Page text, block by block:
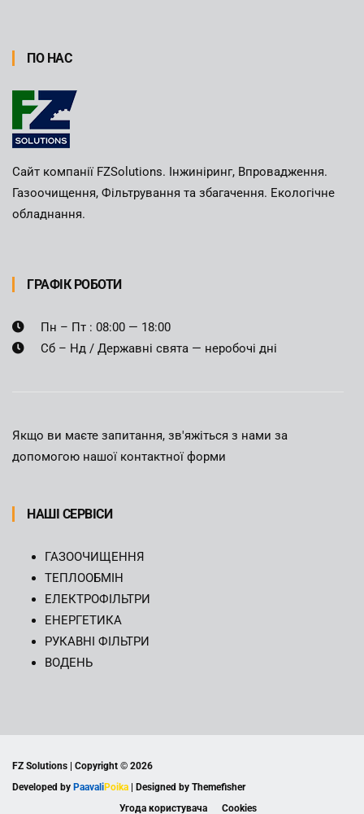
ПО НАС
Сайт компанії FZSolutions. Інжиніринг, Впровадження.
Газоочищення, Фільтрування та збагачення. Екологічне
обладнання.
ГРАФІК РОБОТИ
Пн – Пт : 08:00 — 18:00
Сб – Нд / Державні свята — неробочі дні
Якщо ви маєте запитання, зв'яжіться з нами за
допомогою нашої контактної форми
НАШІ СЕРВІСИ
ГАЗООЧИЩЕННЯ
ТЕПЛООБМІН
ЕЛЕКТРОФІЛЬТРИ
ЕНЕРГЕТИКА
РУКАВНІ ФІЛЬТРИ
ВОДЕНЬ
FZ Solutions | Copyright © 2026
Developed by PaavaliPoika
| Designed by Themefisher
Угода користувача
Cookies